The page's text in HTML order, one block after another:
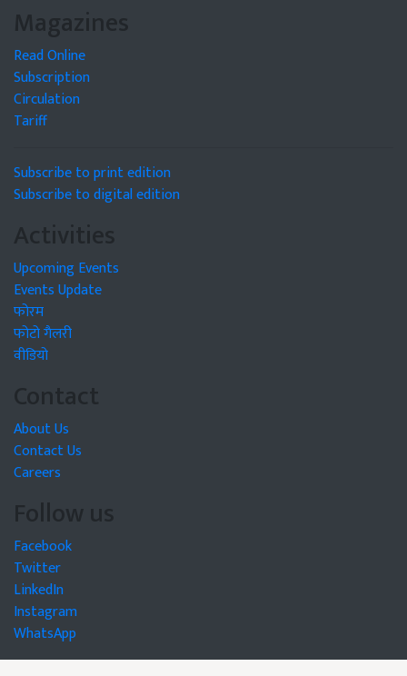
Magazines
Read Online
Subscription
Circulation
Tariff
Subscribe to print edition
Subscribe to digital edition
Activities
Upcoming Events
Events Update
फोरम
फोटो गैलरी
वीडियो
Contact
About Us
Contact Us
Careers
Follow us
Facebook
Twitter
LinkedIn
Instagram
WhatsApp